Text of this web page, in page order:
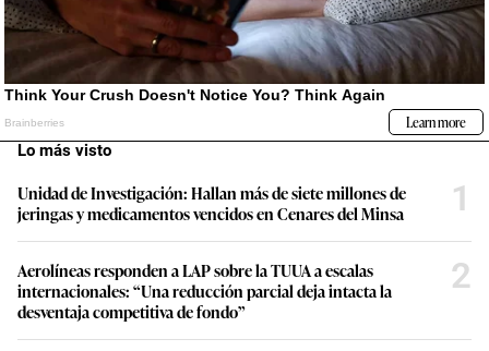
Lo más visto
Unidad de Investigación: Hallan más de siete millones de
jeringas y medicamentos vencidos en Cenares del Minsa
1
Aerolíneas responden a LAP sobre la TUUA a escalas
internacionales: “Una reducción parcial deja intacta la
desventaja competitiva de fondo”
2